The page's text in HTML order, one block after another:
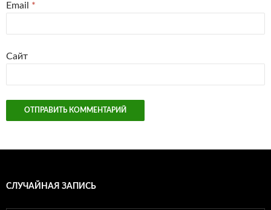
Email *
Сайт
СЛУЧАЙНАЯ ЗАПИСЬ